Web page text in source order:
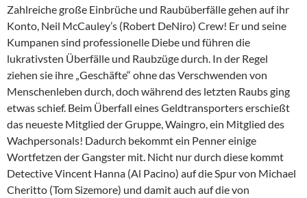
Zahlreiche große Einbrüche und Raubüberfälle gehen auf ihr
Konto, Neil McCauley’s (Robert DeNiro) Crew! Er und seine
Kumpanen sind professionelle Diebe und führen die
lukrativsten Überfälle und Raubzüge durch. In der Regel
ziehen sie ihre „Geschäfte“ ohne das Verschwenden von
Menschenleben durch, doch während des letzten Raubs ging
etwas schief. Beim Überfall eines Geldtransporters erschießt
das neueste Mitglied der Gruppe, Waingro, ein Mitglied des
Wachpersonals! Dadurch bekommt ein Penner einige
Wortfetzen der Gangster mit. Nicht nur durch diese kommt
Detective Vincent Hanna (Al Pacino) auf die Spur von Michael
Cheritto (Tom Sizemore) und damit auch auf die von